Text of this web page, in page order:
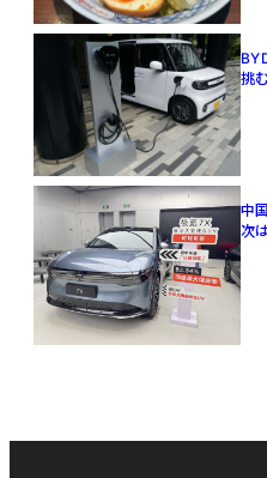
挑
中
次